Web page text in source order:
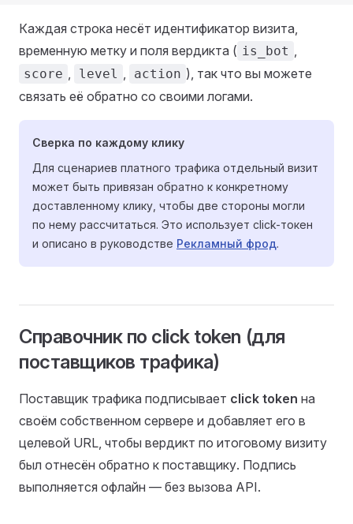
Каждая строка несёт идентификатор визита,
временную метку и поля вердикта ( is_bot ,
score , level , action ), так что вы можете
связать её обратно со своими логами.
Сверка по каждому клику
Для сценариев платного трафика отдельный визит
может быть привязан обратно к конкретному
доставленному клику, чтобы две стороны могли
по нему рассчитаться. Это использует click-токен
и описано в руководстве Рекламный фрод.
Справочник по click token (для
поставщиков трафика)
Поставщик трафика подписывает click token на
своём собственном сервере и добавляет его в
целевой URL, чтобы вердикт по итоговому визиту
был отнесён обратно к поставщику. Подпись
выполняется офлайн — без вызова API.